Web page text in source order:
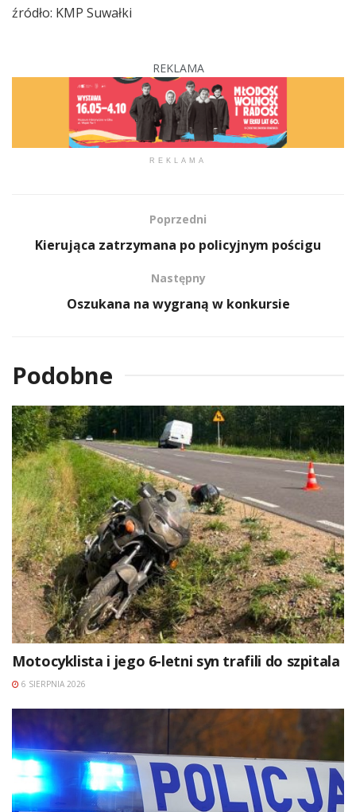
źródło: KMP Suwałki
REKLAMA
REKLAMA
Poprzedni
Kierująca zatrzymana po policyjnym pościgu
Następny
Oszukana na wygraną w konkursie
Podobne
Motocyklista i jego 6-letni syn trafili do szpitala
6 SIERPNIA 2026